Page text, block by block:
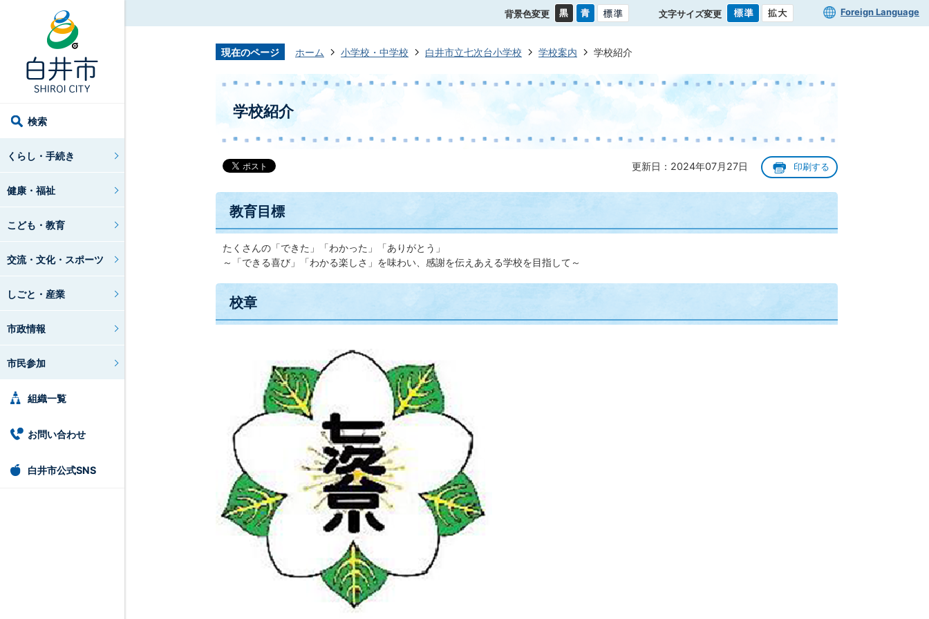
検索
くらし・手続き
健康・福祉
こども・教育
交流・文化・スポーツ
しごと・産業
市政情報
市民参加
組織一覧
お問い合わせ
白井市公式SNS
背景色変更 文字サイズ変更 Foreign Language
現在のページ ホーム 小学校・中学校 白井市立七次台小学校 学校案内 学校紹介
学校紹介
更新日：2024年07月27日 印刷する
教育目標
たくさんの「できた」「わかった」「ありがとう」
～「できる喜び」「わかる楽しさ」を味わい、感謝を伝えあえる学校を目指して～
校章